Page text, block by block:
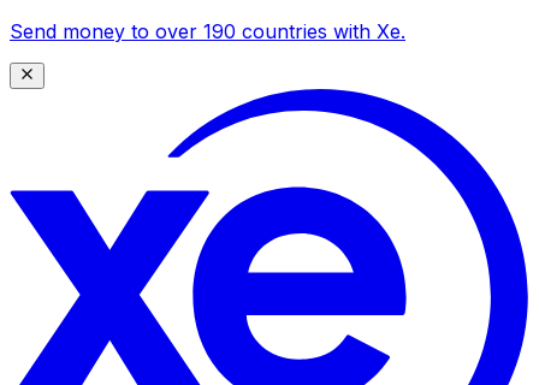
Send money to over 190 countries with Xe.